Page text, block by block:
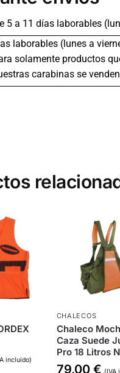
5 a 11 días laborables
laborables (lunes a
solamente productos
carabinas se
incluido)
CHALECOS
Chaleco
Caza Suede
Pro 18 Litros
79,00 € (IVA